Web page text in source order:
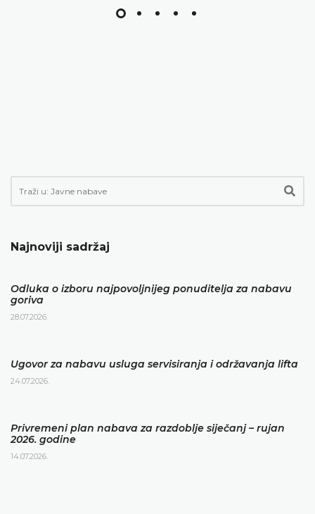
Najnoviji sadržaj
Odluka o izboru najpovoljnijeg ponuditelja za nabavu
goriva
28.07.2026.
Ugovor za nabavu usluga servisiranja i održavanja lifta
24.07.2026.
Privremeni plan nabava za razdoblje siječanj – rujan
2026. godine
14.07.2026.